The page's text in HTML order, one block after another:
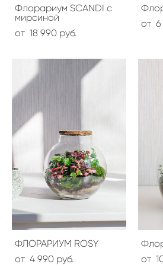
Флорариум SCANDI с
мирсиной
от 18 990 pуб.
от 6
ФЛОРАРИУМ ROSY
от 4 990 pуб.
от